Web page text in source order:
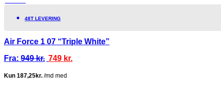
48T LEVERING
Air Force 1 07 “Triple White”
Fra: 949kr. 749 kr.